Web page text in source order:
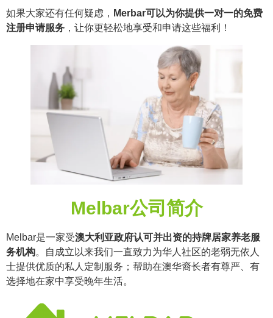
如果大家还有任何疑虑， Merbar可以为你提供一对一的免费
注册申请服务 ，让你更轻松地享受和申请这些福利！
Melbar公司简介
Melbar是一家受澳大利亚政府认可并出资的持牌居家养老服
务机构。自成立以来我们一直致力为华人社区的老弱无依人
士提供优质的私人定制服务；帮助在澳华裔长者有尊严、有
选择地在家中享受晚年生活。